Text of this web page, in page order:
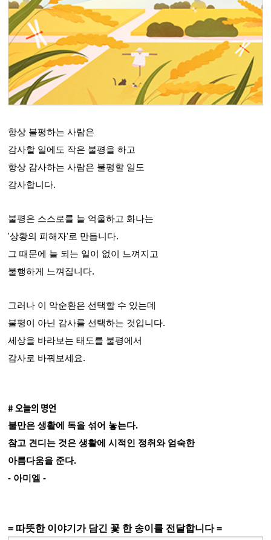
항상 불평하는 사람은
감사할 일에도 작은 불평을 하고
항상 감사하는 사람은 불평할 일도
감사합니다.
불평은 스스로를 늘 억울하고 화나는
'상황의 피해자'로 만듭니다.
그 때문에 늘 되는 일이 없이 느껴지고
불행하게 느껴집니다.
그러나 이 악순환은 선택할 수 있는데
불평이 아닌 감사를 선택하는 것입니다.
세상을 바라보는 태도를 불평에서
감사로 바꿔보세요.
# 오늘의 명언
불만은 생활에 독을 섞어 놓는다.
참고 견디는 것은 생활에 시적인 정취와 엄숙한
아름다움을 준다.
- 아미엘 -
= 따뜻한 이야기가 담긴 꽃 한 송이를 전달합니다 =